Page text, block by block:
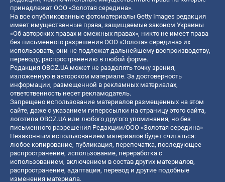
принадлежат ООО «Золотая середина».
На все опубликованные фотоматериалы Getty Images редакция
имеет имущественные права, защищаемые законом Украины
«Об авторских правах и смежных правах», никто не имеет права
без письменного разрешения ООО «Золотая середина» их
использовать, они не подлежат дальнейшему воспроизводству,
переводу, распространению в любой форме.
Редакция OBOZ.UA может не разделять точку зрения,
изложенную в авторском материале. За достоверность
информации, размещенной в рекламных материалах,
ответственность несет рекламодатель.
Запрещено использование материалов размещенных на этом
сайте, даже с указанием гиперссылки на страницу этого сайта,
логотипа OBOZ.UA или любого другого упоминания, но без
письменного разрешения Редакции/ООО «Золотая середина»
Незаконным использованием материалов будет считаться:
любое копирование, публикация, перепечатка, последующее
распространение, использование, переработка с
использованием, включением в состав других материалов,
распространение, адаптация, перевод и другие подобные
изменения материала.